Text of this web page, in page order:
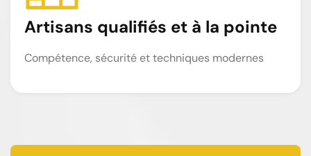
Artisans qualifiés et à la pointe
Compétence, sécurité et techniques modernes